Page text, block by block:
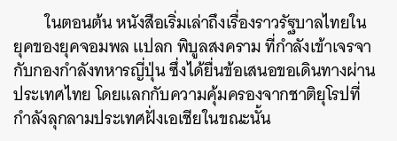
ในตอนต้น หนังสือเริ่มเล่าถึงเรื่องราวรัฐบาลไทยใน
ยุคของยุคจอมพล แปลก พิบูลสงคราม ที่กำลังเข้าเจรจา
กับกองกำลังทหารญี่ปุ่น ซึ่งได้ยื่นข้อเสนอขอเดินทางผ่าน
ประเทศไทย โดยแลกกับความคุ้มครองจากชาติยุโรปที่
กำลังลุกลามประเทศฝั่งเอเชียในขณะนั้น